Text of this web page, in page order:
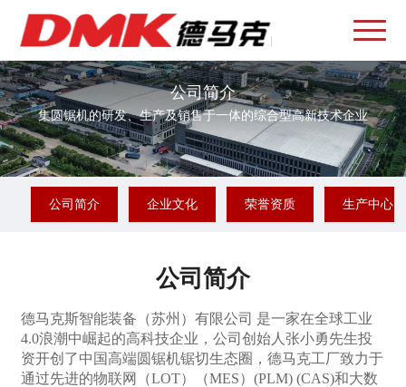
公司简介
集圆锯机的研发、生产及销售于一体的综合型高新技术企业
公司简介 企业文化 荣誉资质 生产中心
公司简介
德马克斯智能装备（苏州）有限公司 是一家在全球工业
4.0浪潮中崛起的高科技企业，公司创始人张小勇先生投
资开创了中国高端圆锯机锯切生态圈，德马克工厂致力于
通过先进的物联网（LOT）（MES）(PLM) (CAS)和大数